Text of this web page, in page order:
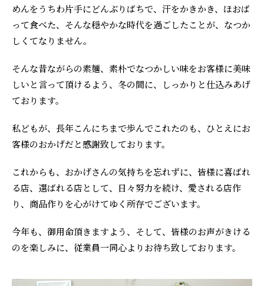
めんをうちわ片手にどんぶりばちで、汗をかきかき、ほおば
って食べた、そんな穏やかな時代を過ごしたことが、なつか
しくてなりません。
そんな昔ながらの素麺、素朴でなつかしい味をお客様に美味
しいと言って頂けるよう、冬の間に、しっかりと仕込みあげ
ております。
私どもが、長年こんにちまで歩んでこれたのも、ひとえにお
客様のおかげだと感謝致しております。
これからも、おかげさんの気持ちを忘れずに、皆様に喜ばれ
る店、選ばれる店として、日々努力を続け、愛される店作
り、商品作りを心がけてゆく所存でございます。
今年も、御用命頂きますよう、そして、皆様のお声がきける
のを楽しみに、従業員一同心よりお待ち致しております。